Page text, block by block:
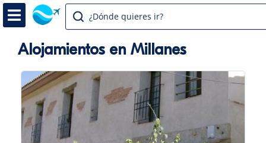
¿Dónde quieres ir?
Alojamientos en Millanes